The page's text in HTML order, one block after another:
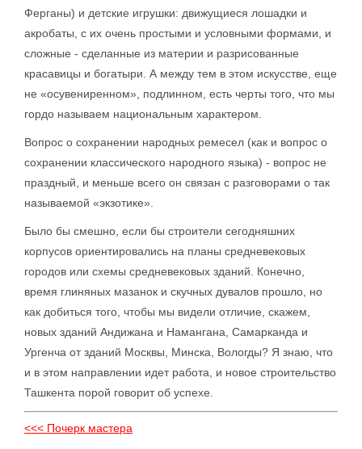
Ферганы) и детские игрушки: движущиеся лошадки и
акробаты, с их очень простыми и условными формами, и
сложные - сделанные из материи и разрисованные
красавицы и богатыри. А между тем в этом искусстве, еще
не «осувениренном», подлинном, есть черты того, что мы
гордо называем национальным характером.
Вопрос о сохранении народных ремесел (как и вопрос о
сохранении классического народного языка) - вопрос не
праздный, и меньше всего он связан с разговорами о так
называемой «экзотике».
Было бы смешно, если бы строители сегодняшних
корпусов ориентировались на планы средневековых
городов или схемы средневековых зданий. Конечно,
время глиняных мазанок и скучных дувалов прошло, но
как добиться того, чтобы мы видели отличие, скажем,
новых зданий Андижана и Намангана, Самарканда и
Ургенча от зданий Москвы, Минска, Вологды? Я знаю, что
и в этом направлении идет работа, и новое строительство
Ташкента порой говорит об успехе.
<<< Почерк мастера